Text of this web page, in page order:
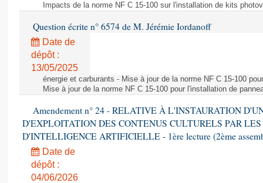
Impacts de la norme NF C 15-100 sur l'installation de kits
Question écrite n° 6574 de M. Jérémie Iordanoff
Date de
dépôt :
13/05/2025
énergie et carburants - Mise à jour de la norme NF C 15-100
Mise à jour de la norme NF C 15-100 pour l'installation de
Amendement n° 24 - RELATIVE À L'INSTAURATION
D'EXPLOITATION DES CONTENUS CULTURELS PAR LES
D'INTELLIGENCE ARTIFICIELLE - 1ère lecture (2ème
Date de
dépôt :
04/06/2026